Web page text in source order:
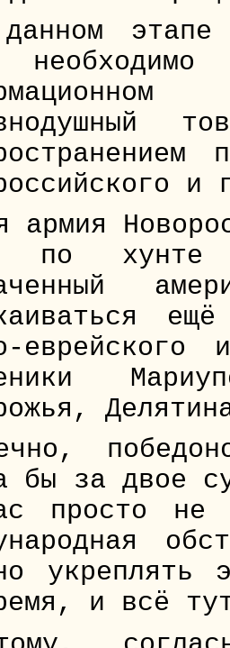
этапе
и
армия
по хунте
бы за двое
просто не
укреплять
и всё